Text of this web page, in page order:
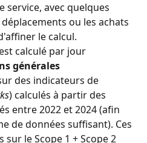
service, avec quelques
ou les achats
le calcul.
calculé par jour
générales
des indicateurs de
) calculés à partir des
entre 2022 et 2024 (afin
de données suffisant). Ces
le Scope 1 + Scope 2